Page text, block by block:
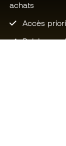
achats
Accès
Rejoignez